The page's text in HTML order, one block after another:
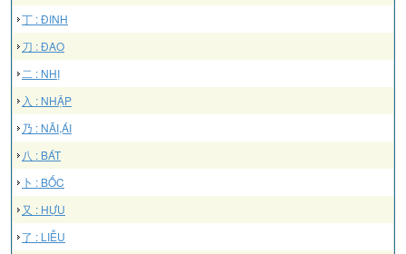
丁 : ĐINH
刀 : ĐAO
二 : NHỊ
入 : NHẬP
乃 : NÃI,ÁI
八 : BÁT
卜 : BỐC
又 : HỰU
了 : LIỄU